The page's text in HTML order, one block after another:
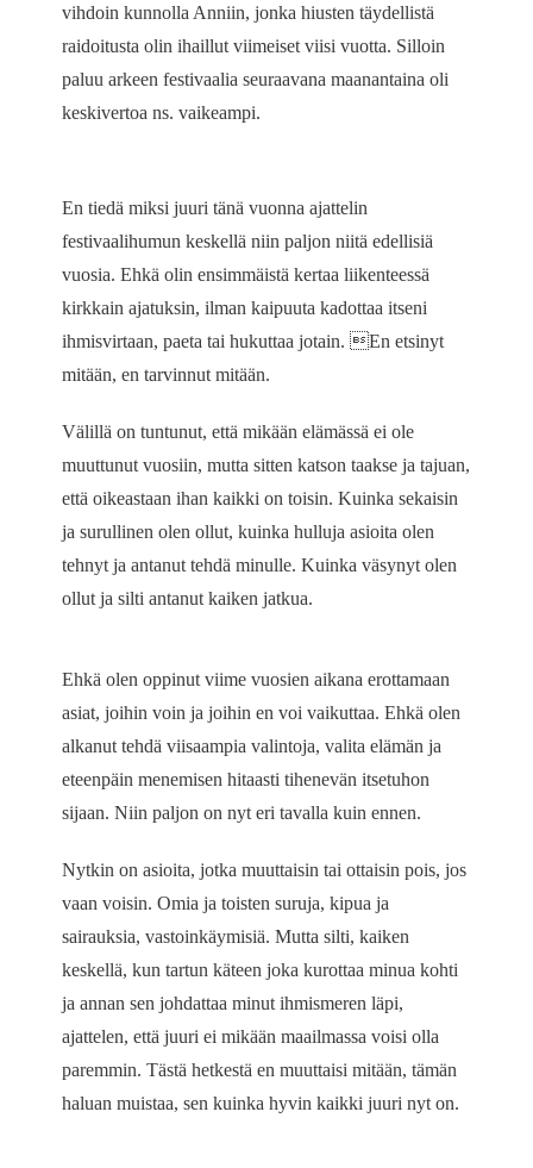
vihdoin kunnolla Anniin, jonka hiusten täydellistä
raidoitusta olin ihaillut viimeiset viisi vuotta. Silloin
paluu arkeen festivaalia seuraavana maanantaina oli
keskivertoa ns. vaikeampi.
En tiedä miksi juuri tänä vuonna ajattelin
festivaalihumun keskellä niin paljon niitä edellisiä
vuosia. Ehkä olin ensimmäistä kertaa liikenteessä
kirkkain ajatuksin, ilman kaipuuta kadottaa itseni
ihmisvirtaan, paeta tai hukuttaa jotain. En etsinyt
mitään, en tarvinnut mitään.
Välillä on tuntunut, että mikään elämässä ei ole
muuttunut vuosiin, mutta sitten katson taakse ja tajuan,
että oikeastaan ihan kaikki on toisin. Kuinka sekaisin
ja surullinen olen ollut, kuinka hulluja asioita olen
tehnyt ja antanut tehdä minulle. Kuinka väsynyt olen
ollut ja silti antanut kaiken jatkua.
Ehkä olen oppinut viime vuosien aikana erottamaan
asiat, joihin voin ja joihin en voi vaikuttaa. Ehkä olen
alkanut tehdä viisaampia valintoja, valita elämän ja
eteenpäin menemisen hitaasti tihenevän itsetuhon
sijaan. Niin paljon on nyt eri tavalla kuin ennen.
Nytkin on asioita, jotka muuttaisin tai ottaisin pois, jos
vaan voisin. Omia ja toisten suruja, kipua ja
sairauksia, vastoinkäymisiä. Mutta silti, kaiken
keskellä, kun tartun käteen joka kurottaa minua kohti
ja annan sen johdattaa minut ihmismeren läpi,
ajattelen, että juuri ei mikään maailmassa voisi olla
paremmin. Tästä hetkestä en muuttaisi mitään, tämän
haluan muistaa, sen kuinka hyvin kaikki juuri nyt on.